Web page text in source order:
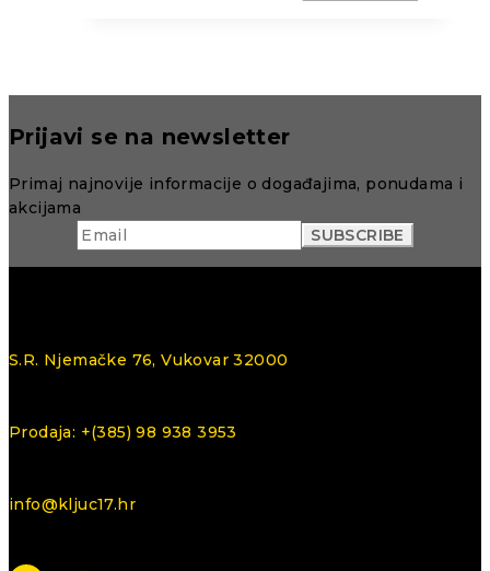
Prijavi se na newsletter
Primaj najnovije informacije o događajima, ponudama i
akcijama
S.R. Njemačke 76, Vukovar 32000
Prodaja: +(385) 98 938 3953
info@kljuc17.hr